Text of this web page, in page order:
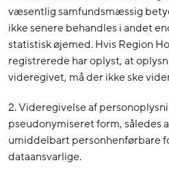
væsentlig samfundsmæssig
ikke senere behandles i andet
statistisk øjemed. Hvis Region
registrerede har oplyst, at
videregivet, må der ikke ske
2. Videregivelse af
pseudonymiseret form, således
umiddelbart personhenførbare
dataansvarlige.